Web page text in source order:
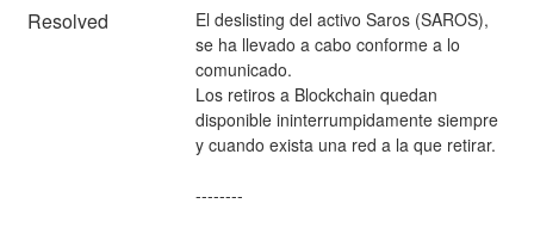
Resolved
El deslisting del activo Saros (SAROS),
se ha llevado a cabo conforme a lo
comunicado.
Los retiros a Blockchain quedan
disponible ininterrumpidamente siempre
y cuando exista una red a la que retirar.
--------